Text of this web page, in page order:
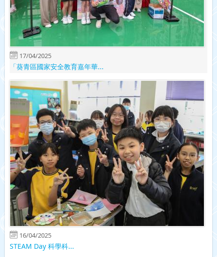
17/04/2025
「葵青區國家安全教育嘉年華...
16/04/2025
STEAM Day 科學科...